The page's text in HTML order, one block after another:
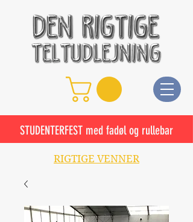
RIGTIGE VENNER
STUDENTERFEST med fadøl og rullebar